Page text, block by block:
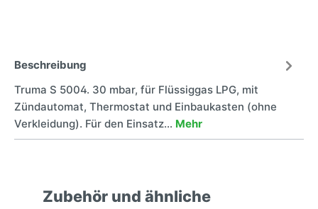
Beschreibung
Truma S 5004. 30 mbar, für Flüssiggas LPG, mit
Zündautomat, Thermostat und Einbaukasten (ohne
Verkleidung). Für den Einsatz… Mehr
Zubehör und ähnliche